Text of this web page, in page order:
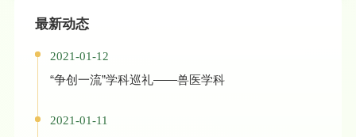
最新动态
2021-01-12
“争创一流”学科巡礼——兽医学科
2021-01-11